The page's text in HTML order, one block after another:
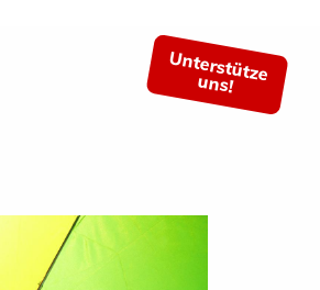
Unterstütze
uns!